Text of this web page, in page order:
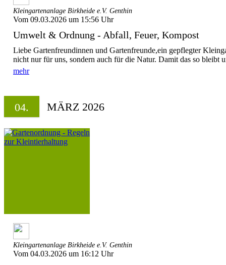
Kleingartenanlage Birkheide e.V. Genthin
Vom 09.03.2026 um 15:56 Uhr
Umwelt & Ordnung - Abfall, Feuer, Kompost
Liebe Gartenfreundinnen und Gartenfreunde,ein gepflegter
nicht nur für uns, sondern auch für die Natur. Damit das so bleibt
mehr
04. MÄRZ 2026
Kleingartenanlage Birkheide e.V. Genthin
Vom 04.03.2026 um 16:12 Uhr